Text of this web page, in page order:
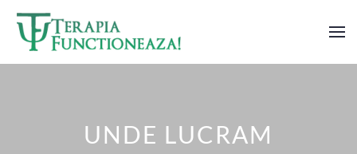
Skip to main content
UNDE LUCRAM